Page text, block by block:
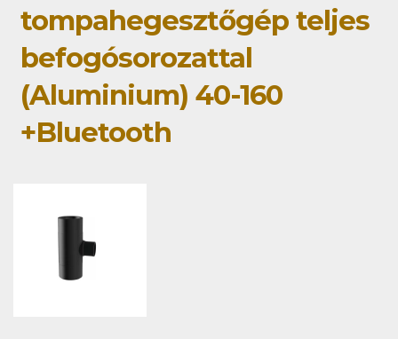
tompahegesztőgép teljes
befogósorozattal
(Aluminium) 40-160
+Bluetooth